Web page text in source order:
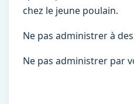
chez le jeune poulain.
Ne pas administrer à
Ne pas administrer par